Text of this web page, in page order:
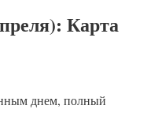
Карта
днем, полный